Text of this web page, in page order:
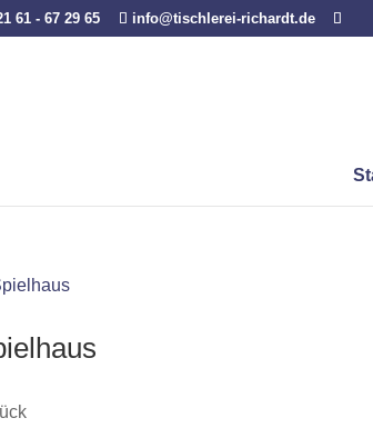
61 - 67 29 65 info@tischlerei-richardt.de